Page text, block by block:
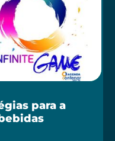
para a